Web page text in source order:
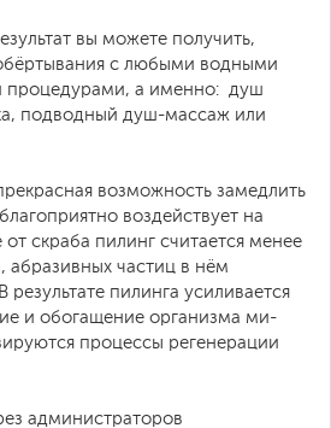
вы можете по­лучить,
с любыми водными
а именно: ​ душ
подводный душ-массаж или
возможнос­ть замедлить
воздействует на
скраба пилинг считается менее
абр­азивных частиц в нём
пилинга усиливается
и обо­гащение организма ми­
процессы рег­енерации
администраторов